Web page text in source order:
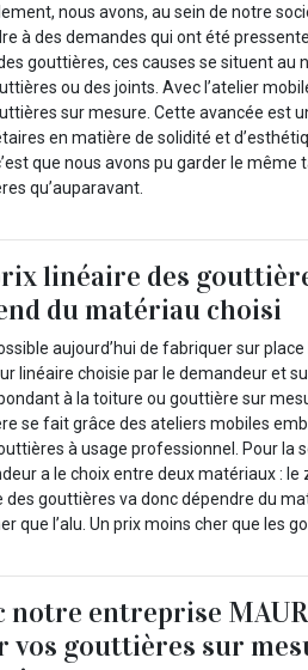
nous avons, au sein de notre
à des demandes qui ont été
gouttières, ces causes se situent au
ou des joints. Avec l’atelier
sur mesure. Cette avancée est
en matière de solidité et
que nous avons pu garder le
qu’auparavant.
linéaire des
du matériau choisi
aujourd’hui de fabriquer sur
linéaire choisie par le demandeur et
à la toiture ou gouttière sur
se fait grâce des ateliers mobiles
à usage professionnel. Pour la
a le choix entre deux matériaux : le
des gouttières va donc dépendre du
que l’alu. Un prix moins cher que les
notre entreprise
vos gouttières sur